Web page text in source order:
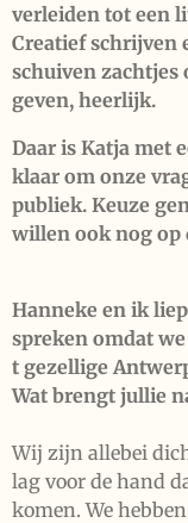
verleiden tot een
Creatief schrijven
schuiven zachtjes
geven, heerlijk.
Daar is Katja met
klaar om onze
publiek. Keuze
willen ook nog op
Hanneke en ik
spreken omdat
t gezellige
Wat brengt jullie
Wij zijn allebei
lag voor de hand
komen. We